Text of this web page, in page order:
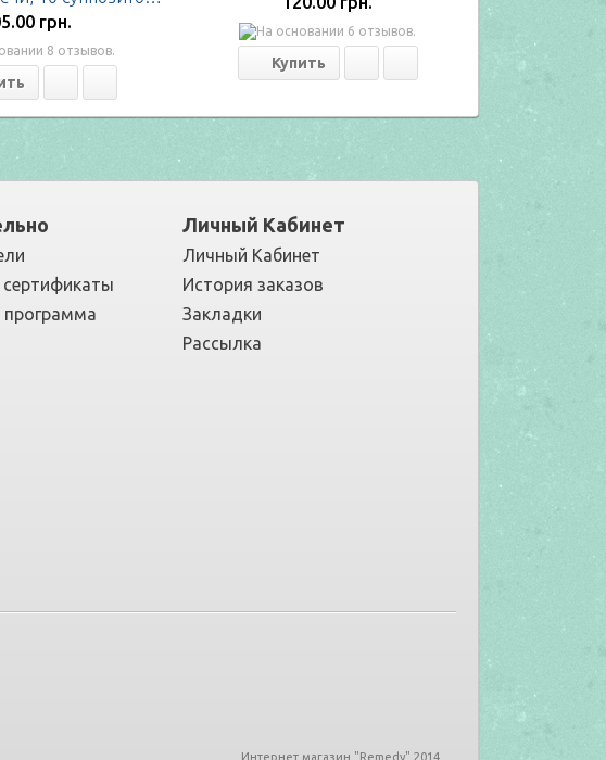
грн.
программа
Личный Кабинет
Личный Кабинет
История заказов
Закладки
Рассылка
Интернет магазин "Remedy" 2014